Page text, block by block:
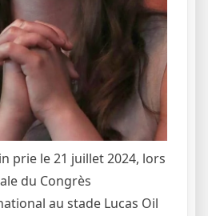
prie le 21 juillet 2024, lors
du Congrès
au stade Lucas Oil